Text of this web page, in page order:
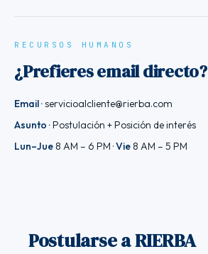
RECURSOS HUMANOS
¿Prefieres email directo?
Email ·servicioalcliente@rierba.com
Asunto ·Postulación + Posición de interés
Lun–Jue 8 AM – 6 PM ·Vie 8 AM – 5 PM
Postularse a RIERBA